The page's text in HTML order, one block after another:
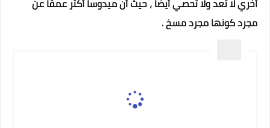
أخري لا تعد ولا تحصي أيضاً ، حيث أن ميدوسا أكثر عمقاً عن
مجرد كونها مجرد مسخ .